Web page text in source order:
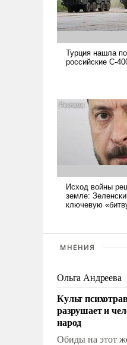
МНЕНИЯ
Ольга Андреева
Культ
разрушает и
народ
Обиды на этот